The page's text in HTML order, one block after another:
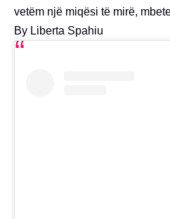
vetëm një miqësi të mirë,
By Liberta Spahiu